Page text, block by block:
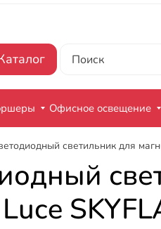
Офисное освещение
светильник для